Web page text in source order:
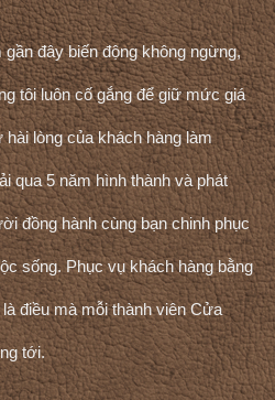
đây biến động không ngừng,
tôi luôn cố gắng để giữ mức giá
lòng của khách hàng làm
qua 5 năm hình thành và phát
đồng hành cùng bạn chinh phục
sống. Phục vụ khách hàng bằng
điều mà mỗi thành viên Cửa
tới.